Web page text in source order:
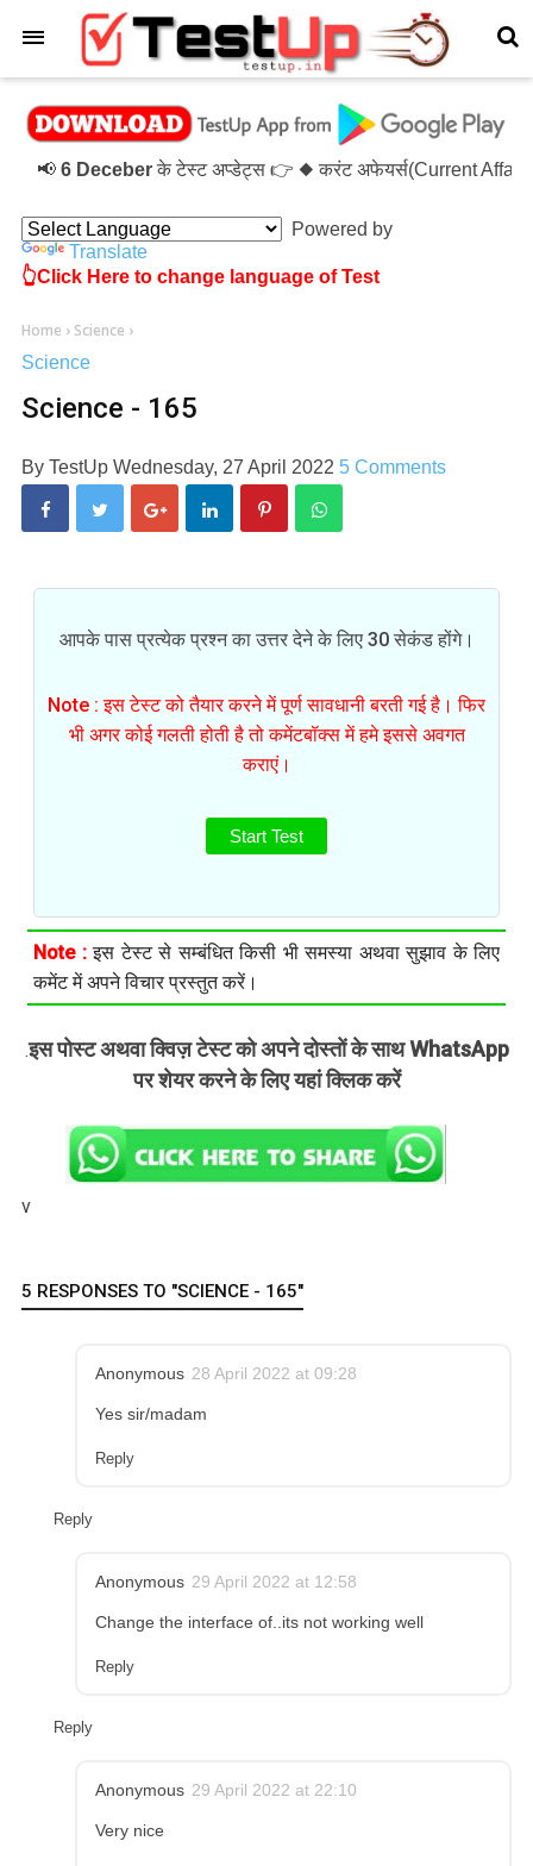
6 Deceberके टेस्ट अप्डेट्स 👉 ◆ करंट अफेयर्स(Current Affairs)-
Powered by
Translate
👆Click Here to change language of Test
Home › Science ›
Science
Science - 165
By TestUp Wednesday, 27 April 2022 5 Comments
आपके पास प्रत्येक प्रश्न का उत्तर देने के लिए 30 सेकंड होंगे।
Note : इस टेस्ट को तैयार करने में पूर्ण सावधानी बरती गई है। फिर
भी अगर कोई गलती होती है तो कमेंटबॉक्स में हमे इससे अवगत
कराएं।
Start Test
Note :इस टेस्ट से सम्बंधित किसी भी समस्या अथवा सुझाव के लिए
कमेंट में अपने विचार प्रस्तुत करें।
.इस पोस्ट अथवा क्विज़ टेस्ट को अपने दोस्तों के साथ WhatsApp
पर शेयर करने के लिए यहां क्लिक करें
v
5 RESPONSES TO "SCIENCE - 165"
Anonymous 28 April 2022 at 09:28
Yes sir/madam
Reply
Reply
Anonymous 29 April 2022 at 12:58
Change the interface of..its not working well
Reply
Reply
Anonymous 29 April 2022 at 22:10
Very nice